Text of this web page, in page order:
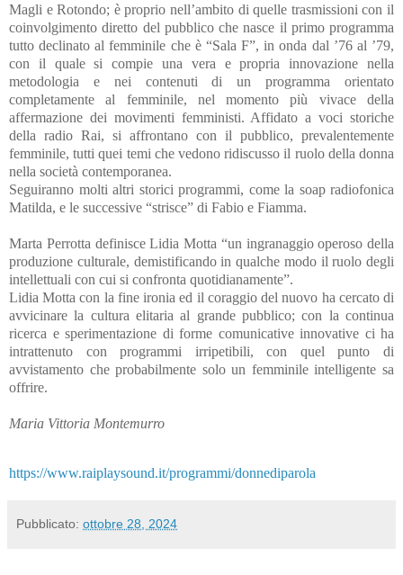
Magli e Rotondo; è proprio nell’ambito di quelle trasmissioni con il
coinvolgimento diretto del pubblico che nasce il primo programma
tutto declinato al femminile che è “Sala F”, in onda dal ’76 al ’79,
con il quale si compie una vera e propria innovazione nella
metodologia e nei contenuti di un programma orientato
completamente al femminile, nel momento più vivace della
affermazione dei movimenti femministi. Affidato a voci storiche
della radio Rai, si affrontano con il pubblico, prevalentemente
femminile, tutti quei temi che vedono ridiscusso il ruolo della donna
nella società contemporanea.
Seguiranno molti altri storici programmi, come la soap radiofonica
Matilda, e le successive “strisce” di Fabio e Fiamma.
Marta Perrotta definisce Lidia Motta “un ingranaggio operoso della
produzione culturale, demistificando in qualche modo il ruolo degli
intellettuali con cui si confronta quotidianamente”.
Lidia Motta con la fine ironia ed il coraggio del nuovo ha cercato di
avvicinare la cultura elitaria al grande pubblico; con la continua
ricerca e sperimentazione di forme comunicative innovative ci ha
intrattenuto con programmi irripetibili, con quel punto di
avvistamento che probabilmente solo un femminile intelligente sa
offrire.
Maria Vittoria Montemurro
https://www.raiplaysound.it/programmi/donnediparola
Pubblicato: ottobre 28, 2024